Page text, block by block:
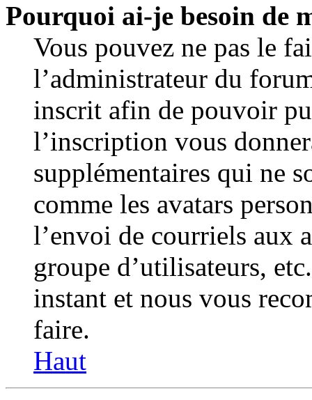
Pourquoi ai-je besoin de
Vous pouvez ne pas le
l’administrateur du
inscrit afin de pouvoir
l’inscription vous
supplémentaires qui ne
comme les avatars
l’envoi de courriels aux
groupe d’utilisateurs,
instant et nous vous
faire.
Haut